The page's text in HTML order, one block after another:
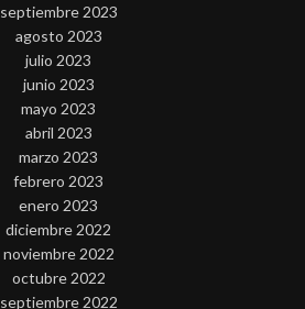
septiembre 2023
agosto 2023
julio 2023
junio 2023
mayo 2023
abril 2023
marzo 2023
febrero 2023
enero 2023
diciembre 2022
noviembre 2022
octubre 2022
septiembre 2022